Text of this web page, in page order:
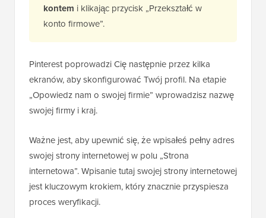
kontem i klikając przycisk „Przekształć w
konto firmowe”.
Pinterest poprowadzi Cię następnie przez kilka
ekranów, aby skonfigurować Twój profil. Na etapie
„Opowiedz nam o swojej firmie” wprowadzisz nazwę
swojej firmy i kraj.
Ważne jest, aby upewnić się, że wpisałeś pełny adres
swojej strony internetowej w polu „Strona
internetowa”. Wpisanie tutaj swojej strony internetowej
jest kluczowym krokiem, który znacznie przyspiesza
proces weryfikacji.